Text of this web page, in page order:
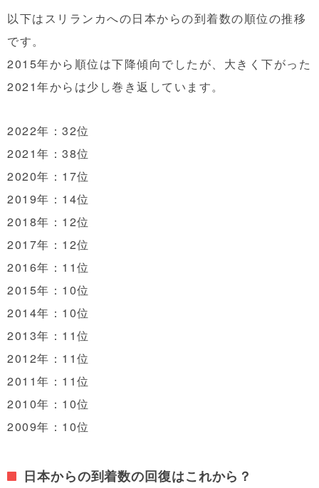
以下はスリランカへの日本からの到着数の順位の推移
です。
2015年から順位は下降傾向でしたが、大きく下がった
2021年からは少し巻き返しています。
2022年：32位
2021年：38位
2020年：17位
2019年：14位
2018年：12位
2017年：12位
2016年：11位
2015年：10位
2014年：10位
2013年：11位
2012年：11位
2011年：11位
2010年：10位
2009年：10位
日本からの到着数の回復はこれから？